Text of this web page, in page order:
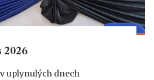
2026
uplynulých dnech